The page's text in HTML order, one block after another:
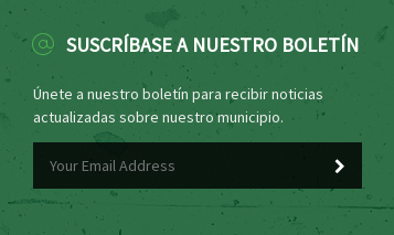
SUSCRÍBASE A NUESTRO BOLETÍN
Únete a nuestro boletín para recibir noticias
actualizadas sobre nuestro municipio.